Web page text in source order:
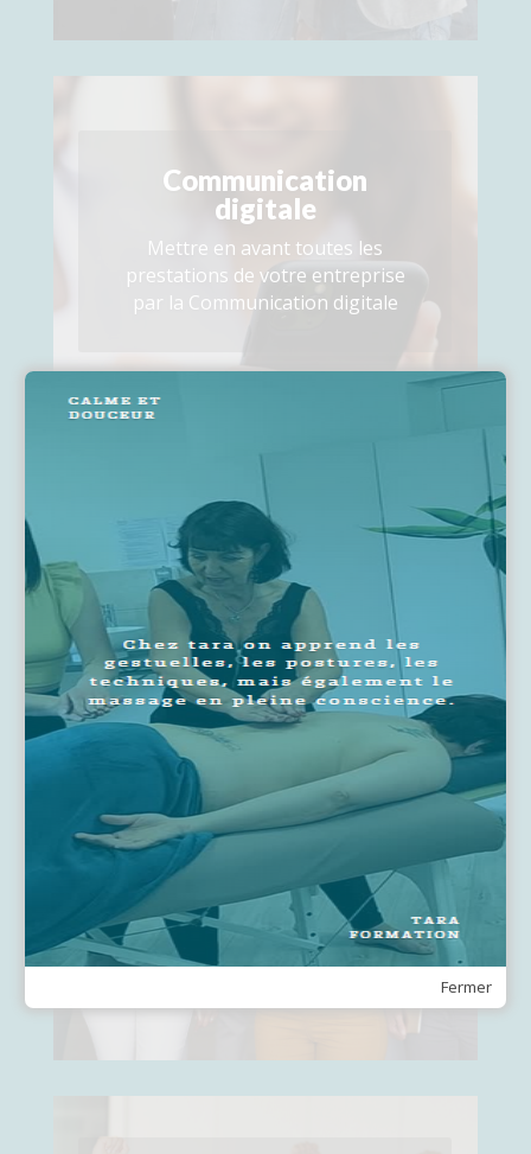
Communication
digitale
Mettre en avant toutes les
prestations de votre entreprise
par la Communication digitale
Voir cette formation
Appréhender les
entreprises dans le
cadre de la QVCT
Module indispensable pour mieux
appréhender le marché du bien
être par les différentes
techniques du massage au sein
de tout type d’entreprises.
Voir cette formation
Fermer